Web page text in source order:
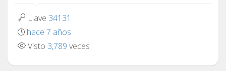
Llave 34131
hace 7 años
Visto 3,789 veces